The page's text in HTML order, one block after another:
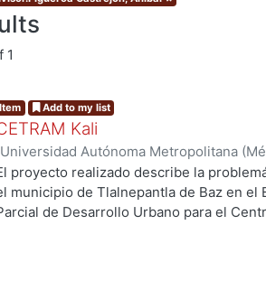
1
Item Add to my list
Kali
Universidad Autónoma Metropolitana
Servicios de Información.,2018-09)
Luis Enrique
proyecto realizado describe la
municipio de Tlalnepantla de Baz en el
de Desarrollo Urbano para el